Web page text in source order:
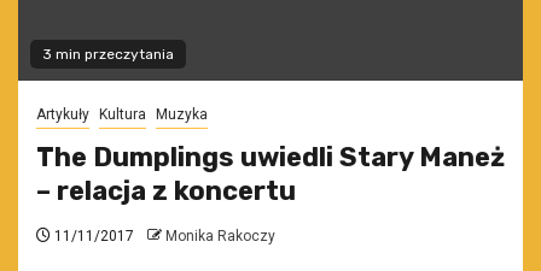
3 min przeczytania
Artykuły Kultura Muzyka
The Dumplings uwiedli Stary Maneż
– relacja z koncertu
11/11/2017 Monika Rakoczy